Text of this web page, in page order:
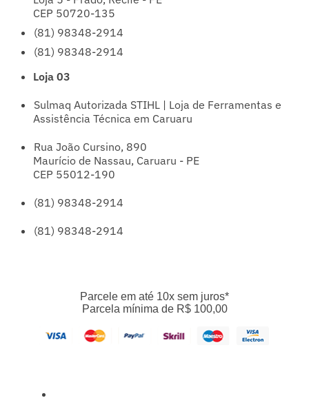
CEP 50720-135
(81) 98348-2914
(81) 98348-2914
Loja 03
Sulmaq Autorizada STIHL | Loja de Ferramentas e
Assistência Técnica em Caruaru
Rua João Cursino, 890
Maurício de Nassau, Caruaru - PE
CEP 55012-190
(81) 98348-2914
(81) 98348-2914
Parcele em até 10x sem juros*
Parcela mínima de R$ 100,00